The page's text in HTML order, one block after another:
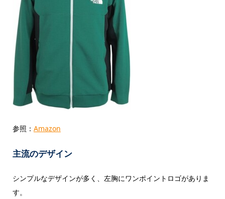
参照： Amazon
主流のデザイン
シンプルなデザインが多く、左胸にワンポイントロゴがありま
す。